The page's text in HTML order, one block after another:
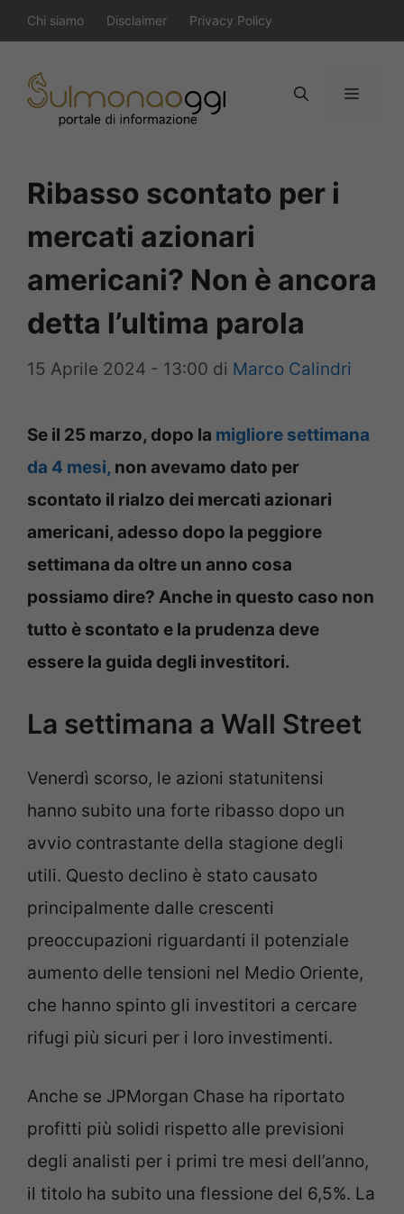
al
contenuto
Chi siamo Disclaimer Privacy Policy
Menu
Ribasso scontato per i
mercati azionari
americani? Non è ancora
detta l’ultima parola
15 Aprile 2024 - 13:00 di Marco Calindri
Se il 25 marzo, dopo la migliore settimana
da 4 mesi, non avevamo dato per
scontato il rialzo dei mercati azionari
americani, adesso dopo la peggiore
settimana da oltre un anno cosa
possiamo dire? Anche in questo caso non
tutto è scontato e la prudenza deve
essere la guida degli investitori.
La settimana a Wall Street
Venerdì scorso, le azioni statunitensi
hanno subito una forte ribasso dopo un
avvio contrastante della stagione degli
utili. Questo declino è stato causato
principalmente dalle crescenti
preoccupazioni riguardanti il potenziale
aumento delle tensioni nel Medio Oriente,
che hanno spinto gli investitori a cercare
rifugi più sicuri per i loro investimenti.
Anche se JPMorgan Chase ha riportato
profitti più solidi rispetto alle previsioni
degli analisti per i primi tre mesi dell’anno,
il titolo ha subito una flessione del 6,5%. La